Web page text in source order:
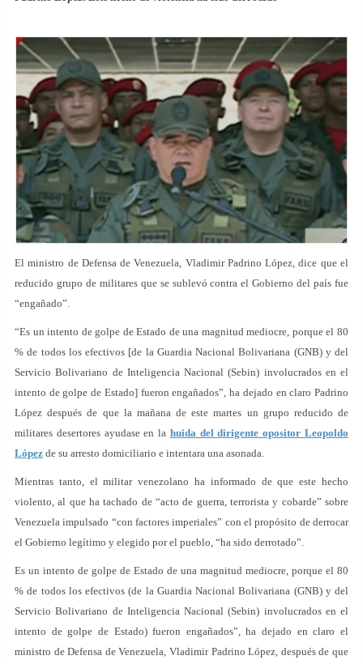
El ministro de Defensa de Venezuela, Vladimir Padrino López, dice que el
reducido grupo de militares que se sublevó contra el Gobierno del país fue
“engañado”.
“Es un intento de golpe de Estado de una magnitud mediocre, porque el 80
% de todos los efectivos [de la Guardia Nacional Bolivariana (GNB) y del
Servicio Bolivariano de Inteligencia Nacional (Sebin) involucrados en el
intento de golpe de Estado] fueron engañados”, ha dejado en claro Padrino
López después de que la mañana de este martes un grupo reducido de
militares desertores ayudase en la huida del dirigente opositor Leopoldo
López de su arresto domiciliario e intentara una asonada.
Mientras tanto, el militar venezolano ha informado de que este hecho
violento, al que ha tachado de “acto de guerra, terrorista y cobarde” sobre
Venezuela impulsado “con factores imperiales” con el propósito de derrocar
el Gobierno legítimo y elegido por el pueblo, “ha sido derrotado”.
Es un intento de golpe de Estado de una magnitud mediocre, porque el 80
% de todos los efectivos (de la Guardia Nacional Bolivariana (GNB) y del
Servicio Bolivariano de Inteligencia Nacional (Sebin) involucrados en el
intento de golpe de Estado) fueron engañados”, ha dejado en claro el
ministro de Defensa de Venezuela, Vladimir Padrino López, después de que